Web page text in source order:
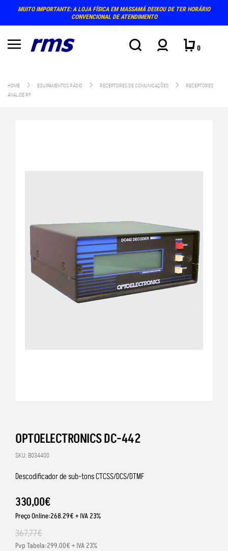
MUITO IMPORTANTE: A LOJA FÍSICA EM MASSAMÁ DEIXOU DE TER HORÁRIO
CONVENCIONAL DE ATENDIMENTO
0
HOME EQUIPAMENTOS RÁDIO RECEPTORES DE COMUNICAÇÕES
RECEPTORES
ANALISE RF
OPTOELECTRONICS DC-442
SKU: B034400
Descodificador de sub-tons CTCSS/DCS/DTMF
330,00€
Preço Online:268.29€ + IVA 23%
367,77€
Pvp Tabela:299.00€ + IVA 23%